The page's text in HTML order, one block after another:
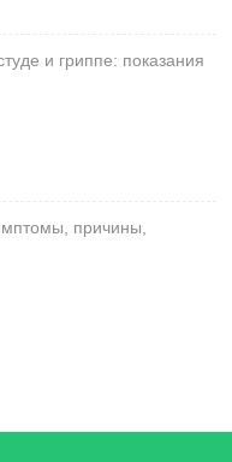
и гриппе: показания
причины,